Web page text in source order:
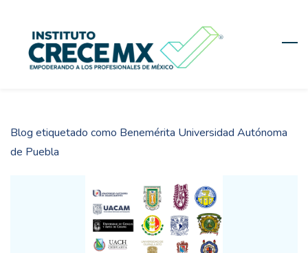
content
Blog etiquetado como Benemérita Universidad Autónoma
de Puebla